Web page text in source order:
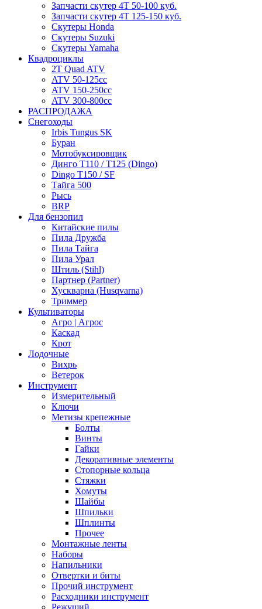
Запчасти скутер 4Т 50-100 куб.
Запчасти скутер 4Т 125-150 куб.
Скутеры Honda
Скутеры Suzuki
Скутеры Yamaha
Квадроциклы
2T Quad ATV
ATV 50-125cc
ATV 150-250cc
ATV 300-800cc
РАСПРОДАЖА
Снегоходы
Irbis Tungus SK
Буран
Мотобуксировщик
Динго T110 / T125 (Dingo)
Dingo T150 / SF
Тайга 500
Рысь
BRP
Для бензопил
Китайские пилы
Пила Дружба
Пила Тайга
Пила Урал
Штиль (Stihl)
Партнер (Partner)
Хускварна (Husqvarna)
Триммер
Культиваторы
Агро | Агрос
Каскад
Крот
Лодочные
Вихрь
Ветерок
Инструмент
Измерительный
Ключи
Метизы крепежные
Болты
Винты
Гайки
Декоративные элементы
Стопорные кольца
Стяжки
Хомуты
Шайбы
Шпильки
Шплинты
Прочее
Монтажные ленты
Наборы
Напильники
Отвертки и биты
Прочий инструмент
Расходники инструмент
Режущий